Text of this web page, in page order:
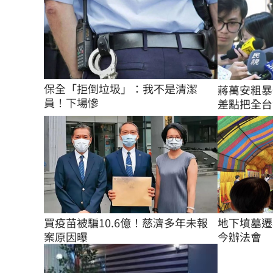
保全「拒倒垃圾」：我不是清潔
員！下場慘
蔣萬安粗
差點把全
買疫苗被騙10.6億！慈濟多年未報
案原因曝
地下墳墓
今辦法會